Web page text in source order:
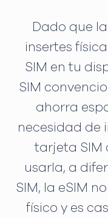
Dado que
insertes
SIM en tu
SIM
ahorra
necesidad de
tarjeta SIM
usarla, a
SIM, la eSIM
físico y es